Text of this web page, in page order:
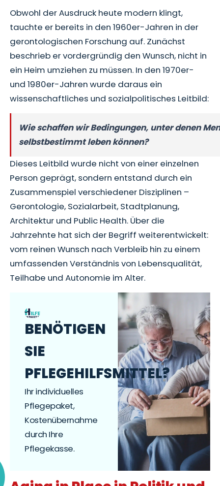
Obwohl der Ausdruck heute modern klingt,
tauchte er bereits in den 1960er-Jahren in der
gerontologischen Forschung auf. Zunächst
beschrieb er vordergründig den Wunsch, nicht in
ein Heim umziehen zu müssen. In den 1970er-
und 1980er-Jahren wurde daraus ein
wissenschaftliches und sozialpolitisches Leitbild:
Wie schaffen wir Bedingungen, unter denen
selbstbestimmt leben können?
Dieses Leitbild wurde nicht von einer einzelnen
Person geprägt, sondern entstand durch ein
Zusammenspiel verschiedener Disziplinen –
Gerontologie, Sozialarbeit, Stadtplanung,
Architektur und Public Health. Über die
Jahrzehnte hat sich der Begriff weiterentwickelt:
vom reinen Wunsch nach Verbleib hin zu einem
umfassenden Verständnis von Lebensqualität,
Teilhabe und Autonomie im Alter.
BENÖTIGEN
SIE
PFLEGEHILFSMITTEL?
Ihr individuelles
Pflegepaket,
Kostenübernahme
durch Ihre
Pflegekasse.